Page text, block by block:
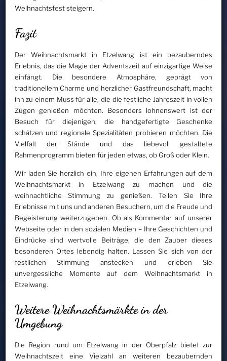
Weihnachtsfest steigern.
Fazit
Der Weihnachtsmarkt in Etzelwang ist ein bezauberndes
Erlebnis, das die Magie der Adventszeit auf einzigartige Weise
einfängt. Die besondere Atmosphäre, geprägt von
traditionellem Charme und herzlicher Gastfreundschaft, macht
ihn zu einem Muss für alle, die die festliche Jahreszeit in vollen
Zügen genießen möchten. Besonders lohnenswert ist der
Besuch für diejenigen, die handgefertigte Geschenke
schätzen und regionale Spezialitäten probieren möchten. Die
Vielfalt der Stände und das liebevoll gestaltete
Rahmenprogramm bieten für jeden etwas, ob Groß oder Klein.
Wir laden Sie herzlich ein, Ihre eigenen Erfahrungen auf dem
Weihnachtsmarkt in Etzelwang zu machen und die
weihnachtliche Stimmung zu genießen. Teilen Sie Ihre
Erlebnisse mit uns und anderen Besuchern, um die Freude und
Begeisterung weiterzugeben. Ob als Kommentar auf unserer
Webseite oder in den sozialen Medien – Ihre Geschichten und
Eindrücke sind wertvolle Beiträge, die den Zauber dieses
besonderen Ortes lebendig halten. Lassen Sie sich von der
festlichen Stimmung anstecken und erleben Sie
unvergessliche Momente auf dem Weihnachtsmarkt in
Etzelwang.
Weitere Weihnachtsmärkte in der
Umgebung
Die Region rund um Etzelwang in der Oberpfalz bietet zur
Weihnachtszeit eine Vielzahl an weiteren bezaubernden